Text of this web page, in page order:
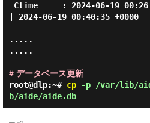
| 2024-06-19 00:40:35 +0000
.....
.....
# データベース更新
root@dlp:~# cp-p /var/lib/
b/aide/aide.db